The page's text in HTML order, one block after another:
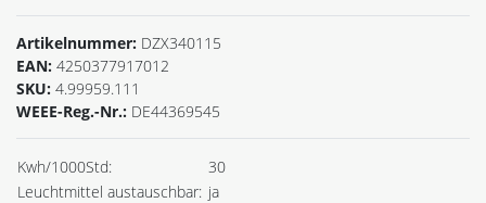
Artikelnummer: DZX340115
EAN: 4250377917012
SKU: 4.99959.111
WEEE-Reg.-Nr.: DE44369545
Kwh/1000Std:
30
Leuchtmittel austauschbar: ja